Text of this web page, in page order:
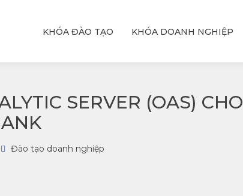
KHÓA ĐÀO TẠO KHÓA DOANH NGHIỆP
SERVER (OAS) CHO
Đào tạo doanh nghiệp